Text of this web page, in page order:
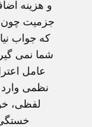
و هزينه
جزميت چون
که جواب
شما نمی
عامل
نظمی
لفظی،